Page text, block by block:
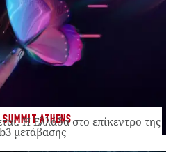
SUMMIT ATHENS
Η Ελλάδα στο επίκεντρο της
μετάβασης